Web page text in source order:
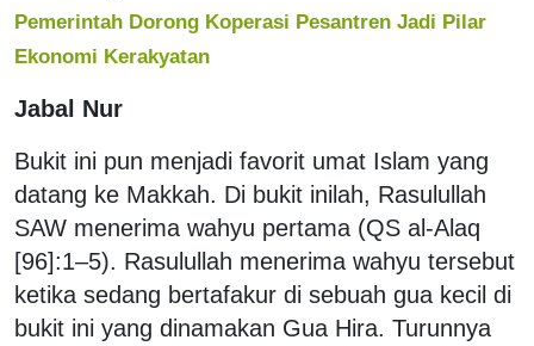
Pemerintah Dorong Koperasi Pesantren Jadi Pilar
Ekonomi Kerakyatan
Jabal Nur
Bukit ini pun menjadi favorit umat Islam yang
datang ke Makkah. Di bukit inilah, Rasulullah
SAW menerima wahyu pertama (QS al-Alaq
[96]:1–5). Rasulullah menerima wahyu tersebut
ketika sedang bertafakur di sebuah gua kecil di
bukit ini yang dinamakan Gua Hira. Turunnya